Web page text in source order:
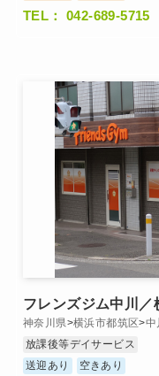
TEL： 042-689-5715
フレンズジム中川／
神奈川県>横浜市都筑区>中
放課後等デイサービス
送迎あり
空きあり